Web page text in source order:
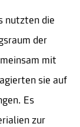
nutzten die
der
mit
sie auf
Es
zur